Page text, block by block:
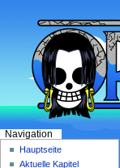
Navigation
Hauptseite
Aktuelle Kapitel